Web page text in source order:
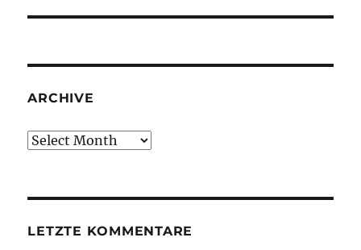
ARCHIVE
Archive
LETZTE KOMMENTARE